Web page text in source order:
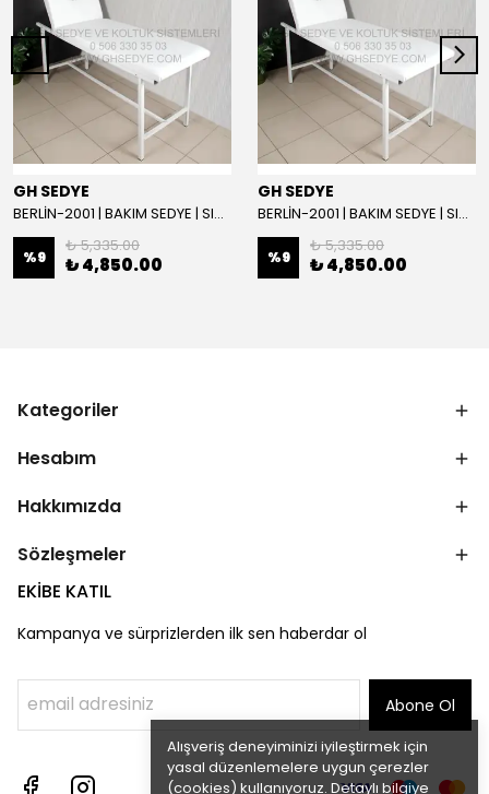
Alışveriş deneyiminizi iyileştirmek için
yasal düzenlemelere uygun çerezler
(cookies) kullanıyoruz. Detaylı bilgiye
GH SEDYE
BERLİN-2001 | BAKIM SEDYE | SIRT AYARLI | BEYAZ
%9
₺ 5,335.00
₺ 4,850.00
GH SEDYE
BERLİN-2001 | BAKIM SEDYE | SIRT AYARLI
%9
₺ 5,335.00
₺ 4,850.00
Kategoriler
Hesabım
Hakkımızda
Sözleşmeler
EKİBE KATIL
Kampanya ve sürprizlerden ilk sen haberdar ol
Abone Ol